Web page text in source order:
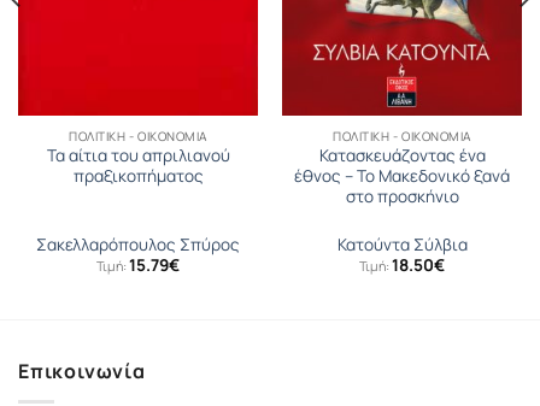
ΠΟΛΙΤΙΚΉ - ΟΙΚΟΝΟΜΊΑ
Τα αίτια του απριλιανού
πραξικοπήματος
Σακελλαρόπουλος Σπύρος
Τιμή: 15.79€
ΠΟΛΙΤΙΚΉ - ΟΙΚΟΝΟΜΊΑ
Κατασκευάζοντας ένα
έθνος – Το Μακεδονικό ξανά
στο προσκήνιο
Κατούντα Σύλβια
Τιμή: 18.50€
Επικοινωνία